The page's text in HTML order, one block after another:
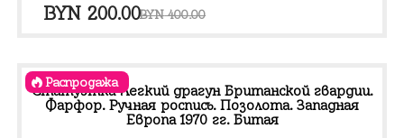
BYN400.00
Первоначальная
составляла
BYN 400.00.
BYN 200.00Текущая
Распродажа
Статуэтка Легкий драгун Британской гвардии.
Фарфор. Ручная роспись. Позолота. Западная
Европа 1970 гг. Битая